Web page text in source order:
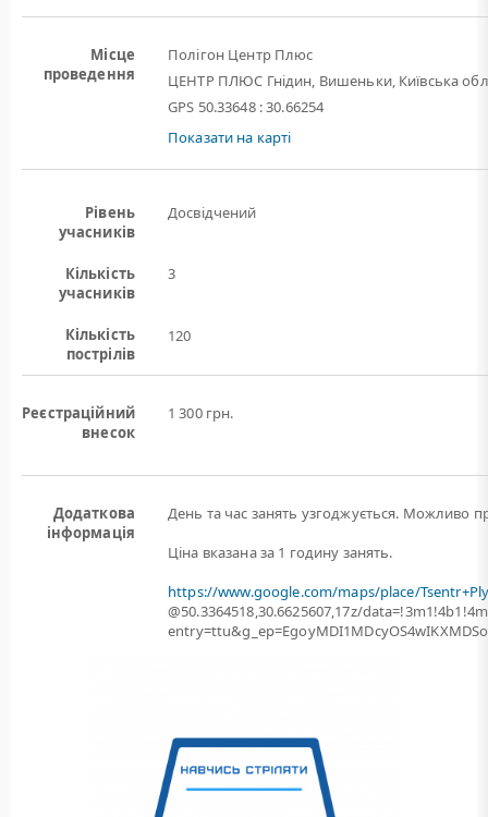
Місце
проведення
Полігон Центр Плюс
ЦЕНТР ПЛЮС Гнідин, Вишеньки, Київська
GPS 50.33648 : 30.66254
Показати на карті
Рівень
учасників
Досвідчений
Кількість
учасників
3
Кількість
пострілів
120
Реєстраційний
внесок
1 300 грн.
Додаткова
інформація
День та час занять узгоджується. Можливо
Ціна вказана за 1 годину занять.
https://www.google.com/maps/place/
@50.3364518,30.6625607,17z/